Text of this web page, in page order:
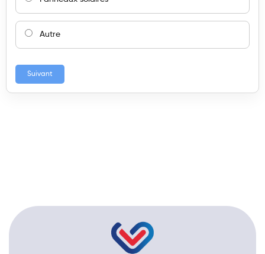
Autre
Suivant